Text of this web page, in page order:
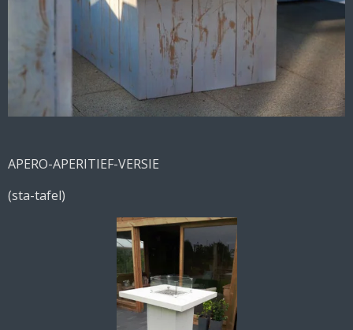
APERO-APERITIEF-VERSIE
(sta-tafel)